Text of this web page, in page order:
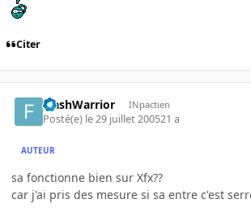
Citer
FlashWarrior INpactien
Posté(e) le 29 juillet 200521 a
AUTEUR
sa fonctionne bien sur Xfx??
car j'ai pris des mesure si sa entre c'est